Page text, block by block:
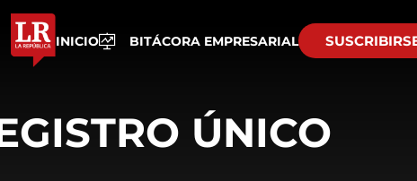
INICIO BITÁCORA EMPRESARIAL
ÚNICO